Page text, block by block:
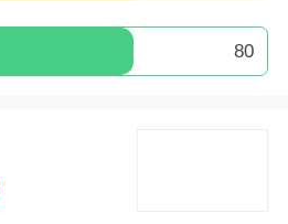
80